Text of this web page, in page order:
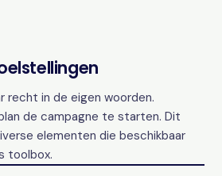
recht in de eigen woorden.
de campagne te starten. Dit
elementen die beschikbaar
toolbox.